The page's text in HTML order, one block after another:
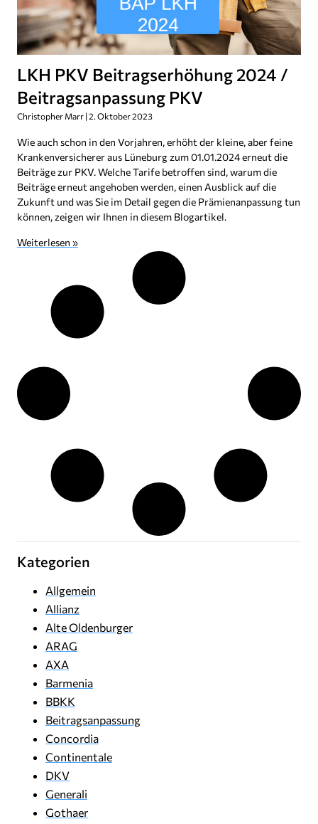
LKH PKV Beitragserhöhung 2024 /
Beitragsanpassung PKV
Christopher Marr 2. Oktober 2023
Wie auch schon in den Vorjahren, erhöht der kleine, aber feine
Krankenversicherer aus Lüneburg zum 01.01.2024 erneut die
Beiträge zur PKV. Welche Tarife betroffen sind, warum die
Beiträge erneut angehoben werden, einen Ausblick auf die
Zukunft und was Sie im Detail gegen die Prämienanpassung tun
können, zeigen wir Ihnen in diesem Blogartikel.
Weiterlesen »
Kategorien
Allgemein
Allianz
Alte Oldenburger
ARAG
AXA
Barmenia
BBKK
Beitragsanpassung
Concordia
Continentale
DKV
Generali
Gothaer